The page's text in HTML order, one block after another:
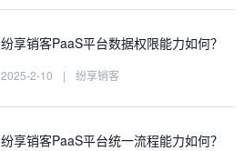
纷享销客PaaS平台数据权限能力如何？
2025-2-10 | 纷享销客
纷享销客PaaS平台统一流程能力如何？